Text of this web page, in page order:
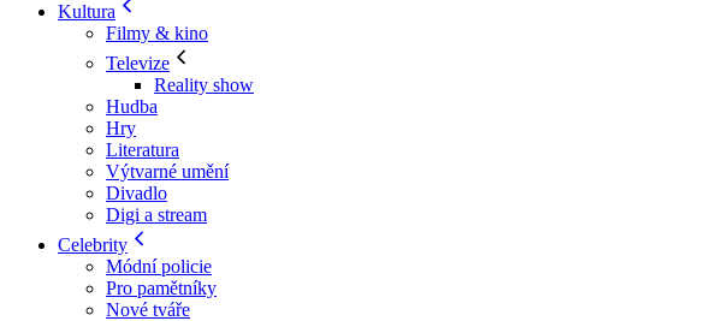
Kultura
Filmy & kino
Televize
Reality show
Hudba
Hry
Literatura
Výtvarné umění
Divadlo
Digi a stream
Celebrity
Módní policie
Pro pamětníky
Nové tváře